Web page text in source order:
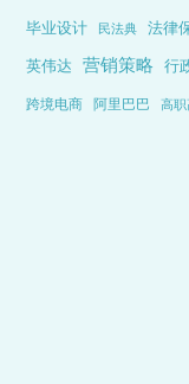
毕业设计 民法典 法律
英伟达 营销策略 行
跨境电商 阿里巴巴 高